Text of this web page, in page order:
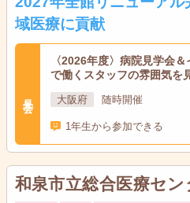
域医療に貢献
〈2026年度〉病院見学会
で働くスタッフの雰囲気を
大阪府 随時開催
1年生から参加できる
和泉市立総合医療セン